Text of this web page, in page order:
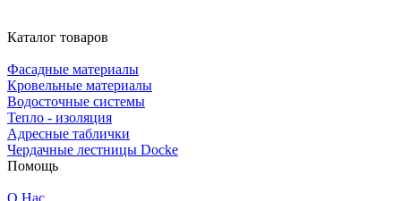
Каталог товаров
Фасадные материалы
Кровельные материалы
Водосточные системы
Тепло - изоляция
Адресные таблички
Чердачные лестницы Docke
Помощь